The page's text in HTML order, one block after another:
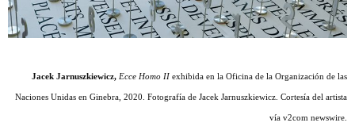
Jacek Jarnuszkiewicz, Ecce Homo II exhibida en la Oficina de la Organización de las
Naciones Unidas en Ginebra, 2020. Fotografía de Jacek Jarnuszkiewicz. Cortesía del artista
vía v2com newswire.